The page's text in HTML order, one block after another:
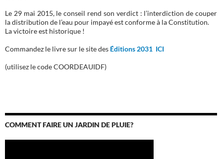
Le 29 mai 2015, le conseil rend son verdict : l’interdiction de couper
la distribution de l’eau pour impayé est conforme à la Constitution.
La victoire est historique !
Commandez le livre sur le site des Éditions 2031 ICI
(utilisez le code COORDEAUIDF)
COMMENT FAIRE UN JARDIN DE PLUIE?